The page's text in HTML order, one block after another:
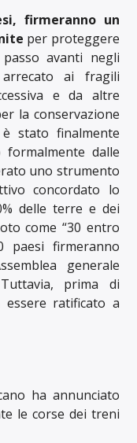
firmeranno un
per proteggere
avanti negli
ai fragili
e da altre
la conservazione
stato finalmente
dalle
uno strumento
concordato lo
delle terre e dei
come “30 entro
paesi firmeranno
generale
prima di
ratificato a
ha annunciato
le corse dei treni